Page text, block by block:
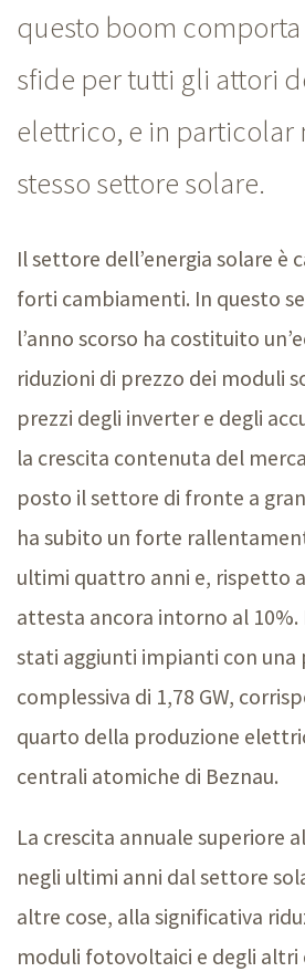
questo boom
sfide per tutti gli attori
elettrico, e in particolar
stesso settore solare.
Il settore dell’energia solare è
forti cambiamenti. In questo
l’anno scorso ha costituito
riduzioni di prezzo dei moduli
prezzi degli inverter e degli
la crescita contenuta del
posto il settore di fronte a
ha subito un forte
ultimi quattro anni e, rispetto
attesta ancora intorno al 10%.
stati aggiunti impianti con una
complessiva di 1,78 GW,
quarto della produzione
centrali atomiche di Beznau.
La crescita annuale superiore
negli ultimi anni dal settore
altre cose, alla significativa
moduli fotovoltaici e degli